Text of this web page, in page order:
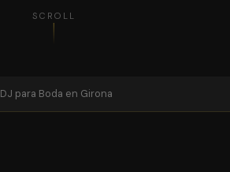
SCROLL
DJ para Boda en Girona